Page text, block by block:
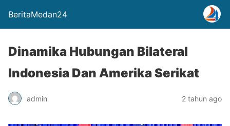
BeritaMedan24
Dinamika Hubungan Bilateral
Indonesia Dan Amerika Serikat
admin 2 tahun ago